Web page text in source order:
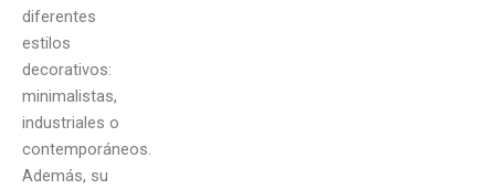
diferentes
estilos
decorativos:
minimalistas,
industriales o
contemporáneos.
Además, su